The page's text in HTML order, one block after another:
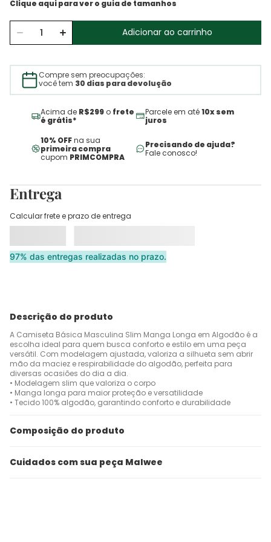
Adicionar ao carrinho
Compre sem preocupações:
você tem 30 dias para devolução
Acima de R$299 o frete
é grátis*
Parcele em até10x sem
juros
10% OFFna sua
primeira compra
cupom PRIMCOMPRA
Precisando de ajuda?
Fale conosco!
Entrega
Calcular frete e prazo de entrega
97% das entregas realizadas no prazo.
Descrição do produto
A Camiseta Básica Masculina Slim Manga Longa em Algodão é a
escolha ideal para quem busca conforto e estilo em uma peça
versátil. Com modelagem ajustada, valoriza a silhueta sem abrir
mão da maciez e respirabilidade do algodão, perfeita para
diversas ocasiões do dia a dia.
• Modelagem slim que valoriza o corpo
• Manga longa para maior proteção e versatilidade
• Tecido 100% algodão, garantindo conforto e durabilidade
Composição do produto
Cuidados com sua peça Malwee